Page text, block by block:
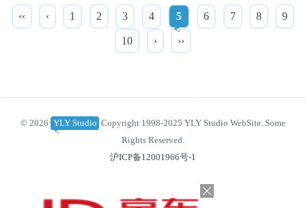
‹‹ ‹ 1 2 3 4 5 6 7 8 9
10 › ››
© 2026 YLY Studio Copyright 1998-2025 YLY Studio WebSite. Some
Rights Reserved.
沪ICP备12001966号-1